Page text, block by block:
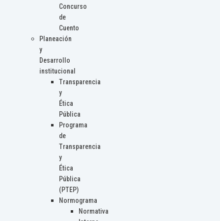
Concurso
de
Cuento
Planeación
y
Desarrollo
institucional
Transparencia
y
Ética
Pública
Programa
de
Transparencia
y
Ética
Pública
(PTEP)
Normograma
Normativa